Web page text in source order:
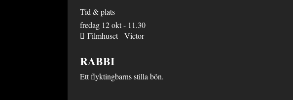
Tid & plats
fredag 12 okt - 11.30
Filmhuset - Victor
RABBI
Ett flyktingbarns stilla bön.